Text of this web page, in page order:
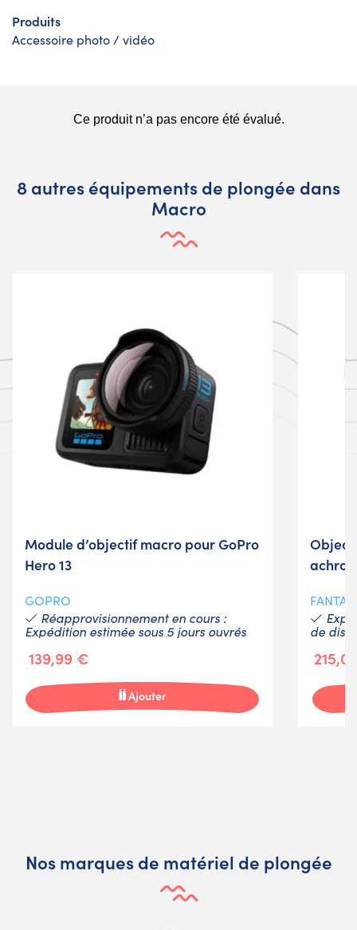
Produits
Accessoire photo / vidéo
8 autres équipements de plongée dans
Macro
Module d’objectif macro pour GoPro
Hero 13
GOPRO
Réapprovisionnement en cours :
Expédition estimée sous 5 jours ouvrés
139,99 €
Ajouter
de
Nos marques de matériel de plongée